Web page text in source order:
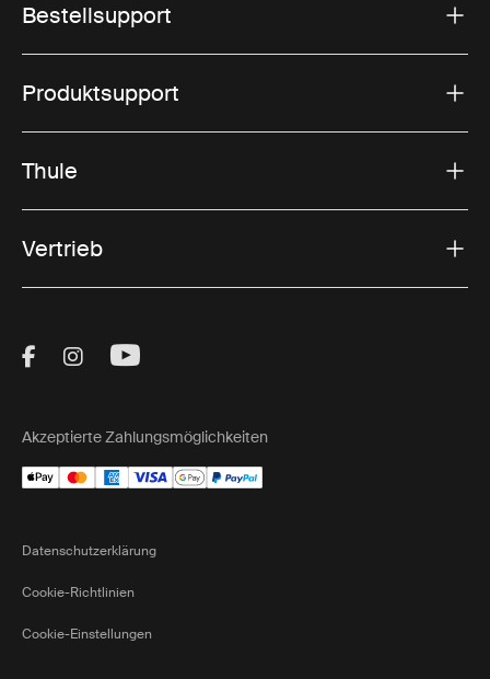
Bestellsupport
Produktsupport
Thule
Vertrieb
Visit Thule on Facebook (external link)
Visit Thule on Instagram (external link)
Visit Thule on Youtube (external
Akzeptierte Zahlungsmöglichkeiten
Datenschutzerklärung
Cookie-Richtlinien
Cookie-Einstellungen